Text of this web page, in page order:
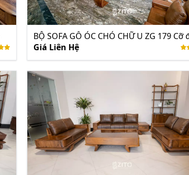
BỘ SOFA GỖ ÓC CHÓ CHỮ U ZG 179 Cỡ
Giá Liên Hệ